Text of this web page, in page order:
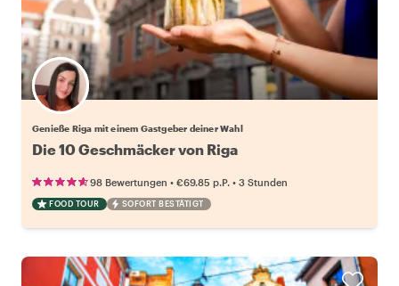
Wähle deinen Lieblingsgastgeber
Genieße Riga mit einem Gastgeber deiner Wahl
Die 10 Geschmäcker von Riga
98 Bewertungen • €69.85 p.P. • 3 Stunden
FOOD TOUR SOFORT BESTÄTIGT